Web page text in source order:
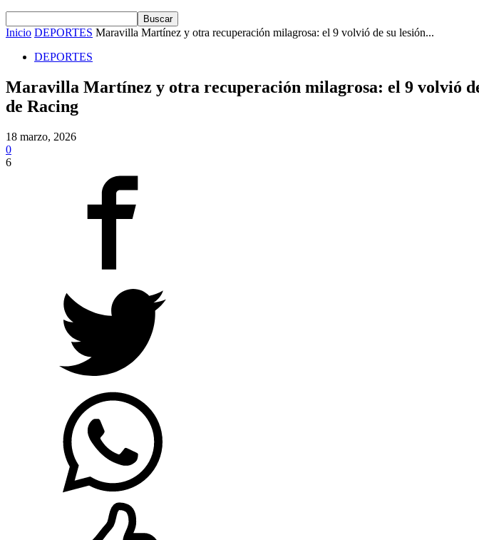
Inicio DEPORTES Maravilla Martínez y otra recuperación milagrosa: el 9 volvió de su lesión...
DEPORTES
Maravilla Martínez y otra recuperación milagrosa: el 9 volvió
de Racing
18 marzo, 2026
0
6